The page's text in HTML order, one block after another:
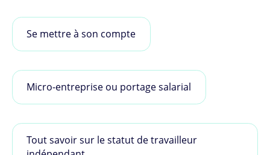
Se mettre à son compte
Micro-entreprise ou portage salarial
Tout savoir sur le statut de travailleur